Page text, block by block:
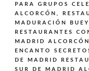
PARA GRUPOS
ALCORCÓN,
MADURACIÓN
RESTAURANTES
MADRID ALCORCÓN
ENCANTO
DE MADRID
SUR DE MADRID